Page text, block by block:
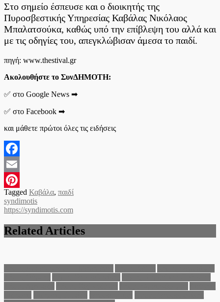
Στο σημείο έσπευσε και ο διοικητής της
Πυροσβεστικής Υπηρεσίας Καβάλας Νικόλαος
Μπαλατσούκα, καθώς υπό την επίβλεψη του αλλά και
με τις οδηγίες του, απεγκλώβισαν άμεσα το παιδί.
πηγή: www.thestival.gr
Ακολουθήστε το ΣυνΔΗΜΟΤΗ:
✅ στο Google News ➡
✅ στο Facebook ➡
και μάθετε πρώτοι όλες τις ειδήσεις
Facebook
Email
Pinterest
Tagged Καβάλα, παιδί
syndimotis
https://syndimotis.com
Related Articles